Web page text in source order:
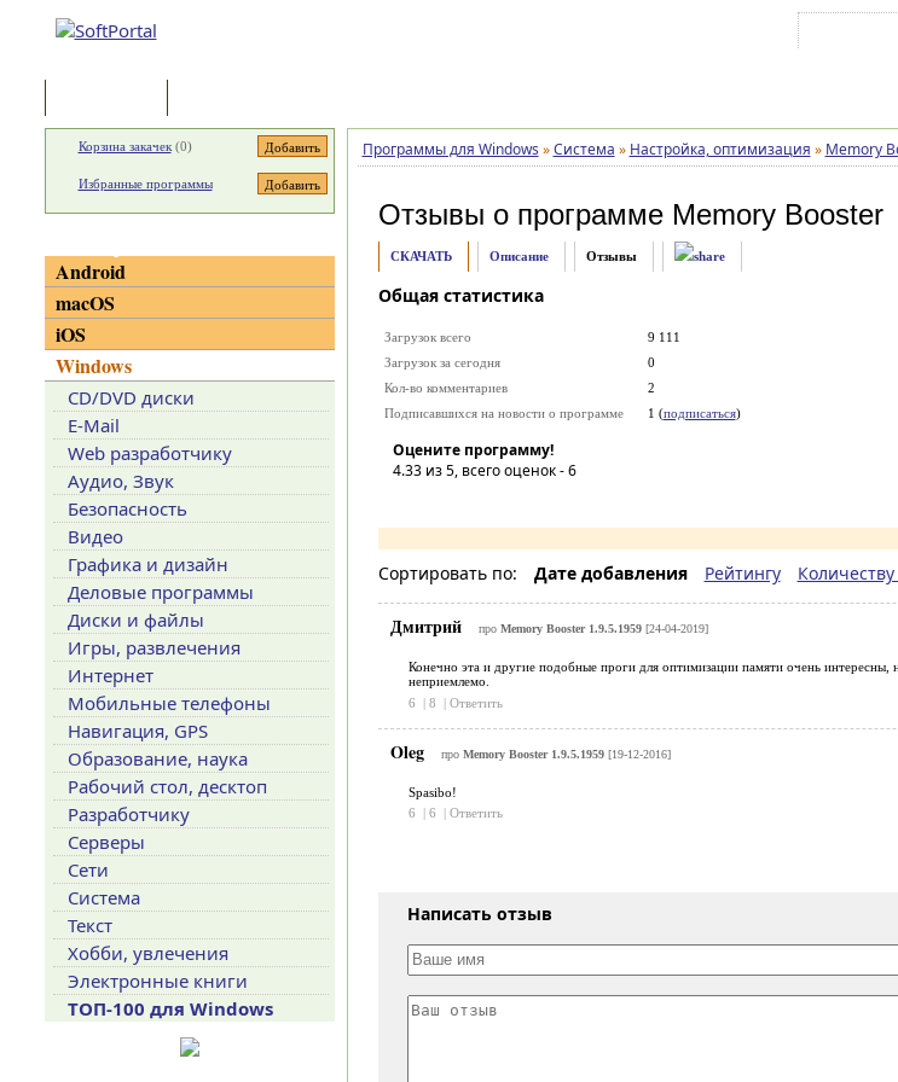
Программы для Windows » Система » Настройка, оптимизация » Memory
Отзывы о программе Memory Booster
СКАЧАТЬ Описание Отзывы
Общая статистика
Загрузок всего
9 111
Загрузок за сегодня
0
Кол-во комментариев
2
Подписавшихся на новости о программе
1 (подписаться)
Оцените программу!
4.33из 5, всего оценок -6
Сортировать по: Дате добавления Рейтингу
Дмитрий про Memory Booster 1.9.5.1959[24-04-2019]
Конечно эта и другие подобные проги для оптимизации памяти очень
неприемлемо.
6
| 8 | Ответить
Oleg про Memory Booster 1.9.5.1959[19-12-2016]
Spasibo!
6
| 6 | Ответить
Написать отзыв
Корзина закачек(0)
Избранные программы
Android
macOS
iOS
Windows
CD/DVD диски
E-Mail
Web разработчику
Аудио, Звук
Безопасность
Видео
Графика и дизайн
Деловые программы
Диски и файлы
Игры, развлечения
Интернет
Мобильные телефоны
Навигация, GPS
Образование, наука
Рабочий стол, десктоп
Разработчику
Серверы
Сети
Система
Текст
Хобби, увлечения
Электронные книги
ТОП-100 для Windows